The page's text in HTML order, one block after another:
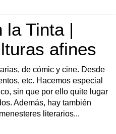
la Tinta |
afines
de cómic y cine. Desde
etc. Hacemos especial
sin que por ello quite lugar
Además, hay también
literarios...